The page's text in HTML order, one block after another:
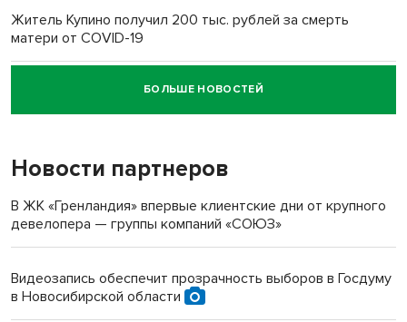
Житель Купино получил 200 тыс. рублей за смерть
матери от COVID-19
Новосибирский суд наказал водителя за смерть
пенсионерки на вокзале
БОЛЬШЕ НОВОСТЕЙ
Новости партнеров
В ЖК «Гренландия» впервые клиентские дни от крупного
девелопера — группы компаний «СОЮЗ»
Видеозапись обеспечит прозрачность выборов в Госдуму
в Новосибирской области